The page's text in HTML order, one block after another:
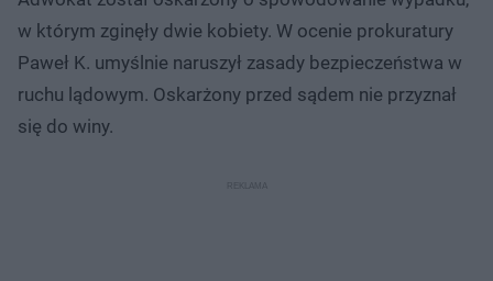
w którym zginęły dwie kobiety. W ocenie prokuratury
Paweł K. umyślnie naruszył zasady bezpieczeństwa w
ruchu lądowym. Oskarżony przed sądem nie przyznał
się do winy.